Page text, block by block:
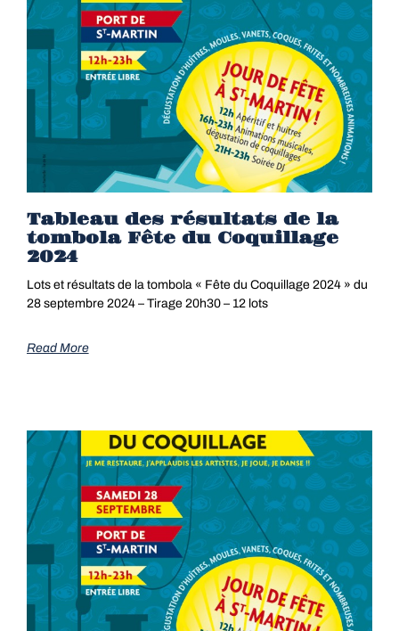
Tableau des résultats de la
tombola Fête du Coquillage
2024
Lots et résultats de la tombola « Fête du Coquillage 2024 » du
28 septembre 2024 – Tirage 20h30 – 12 lots
Read More